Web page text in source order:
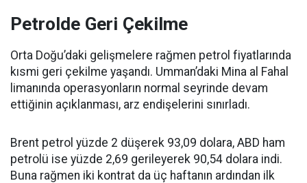
Petrolde Geri Çekilme
Orta Doğu’daki gelişmelere rağmen petrol fiyatlarında
kısmi geri çekilme yaşandı. Umman’daki Mina al Fahal
limanında operasyonların normal seyrinde devam
ettiğinin açıklanması, arz endişelerini sınırladı.
Brent petrol yüzde 2 düşerek 93,09 dolara, ABD ham
petrolü ise yüzde 2,69 gerileyerek 90,54 dolara indi.
Buna rağmen iki kontrat da üç haftanın ardından ilk